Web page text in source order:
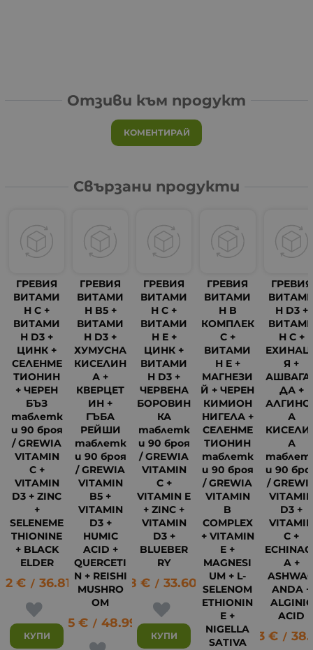
Отзиви към продукт
КОМЕНТИРАЙ
Свързани продукти
ГРЕВИЯ
ВИТАМИ
Н C +
ВИТАМИ
Н D3 +
ЦИНК +
СЕЛЕНМЕ
ТИОНИН
+ ЧЕРЕН
БЪЗ
таблетк
и 90 броя
/ GREWIA
VITAMIN
C +
VITAMIN
D3 + ZINC
+
SELENEME
THIONINE
+ BLACK
ELDER
€ / 36.81 лв.
КУПИ
ГРЕВИЯ
ВИТАМИ
Н B5 +
ВИТАМИ
Н D3 +
ХУМУСНА
КИСЕЛИН
А +
КВЕРЦЕТ
ИН +
ГЪБА
РЕЙШИ
таблетк
и 90 броя
/ GREWIA
VITAMIN
B5 +
VITAMIN
D3 +
HUMIC
ACID +
QUERCETI
N + REISHI
MUSHRO
OM
25.05 € / 48.99 лв.
ГРЕВИЯ
ВИТАМИ
Н C +
ВИТАМИ
Н E +
ЦИНК +
ВИТАМИ
Н D3 +
ЧЕРВЕНА
БОРОВИН
КА
таблетк
и 90 броя
/ GREWIA
VITAMIN
C +
VITAMIN E
+ ZINC +
VITAMIN
D3 +
BLUEBER
RY
17.18 € / 33.60 лв.
КУПИ
ГРЕВИЯ
ВИТАМИ
Н B
КОМПЛЕК
С +
ВИТАМИ
Н E +
МАГНЕЗИ
Й + ЧЕРЕН
КИМИОН
НИГЕЛА +
СЕЛЕНМЕ
ТИОНИН
таблетк
и 90 броя
/ GREWIA
VITAMIN
B
COMPLEX
+ VITAMIN
E +
MAGNESI
UM + L-
SELENOM
ETHIONIN
E +
NIGELLA
SATIVA
ГРЕВИЯ
Н D3 +
Н C +
Я +
ДА +
А
А
и 90
/
D3 +
C +
A +
ANDA +
ALGINIC
ACID
19.43 € /